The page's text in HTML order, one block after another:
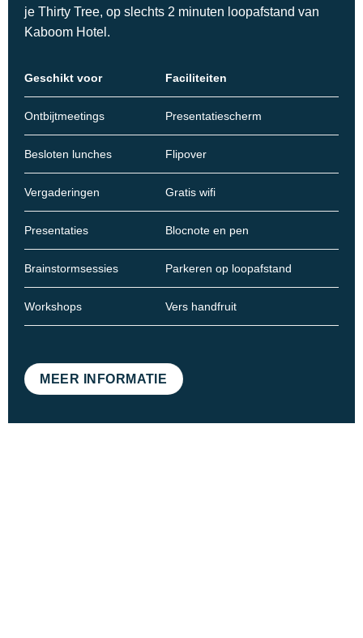
je Thirty Tree, op slechts 2 minuten loopafstand van
Kaboom Hotel.
Geschikt voor Faciliteiten
Ontbijtmeetings Presentatiescherm
Besloten lunches Flipover
Vergaderingen Gratis wifi
Presentaties Blocnote en pen
Brainstormsessies Parkeren op loopafstand
Workshops Vers handfruit
MEER INFORMATIE